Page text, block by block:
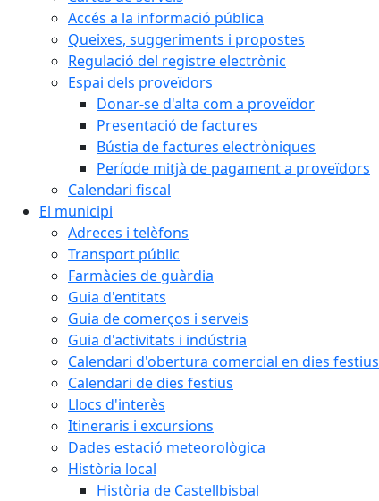
Accés a la informació pública
Queixes, suggeriments i propostes
Regulació del registre electrònic
Espai dels proveïdors
Donar-se d'alta com a proveïdor
Presentació de factures
Bústia de factures electròniques
Període mitjà de pagament a proveïdors
Calendari fiscal
El municipi
Adreces i telèfons
Transport públic
Farmàcies de guàrdia
Guia d'entitats
Guia de comerços i serveis
Guia d'activitats i indústria
Calendari d'obertura comercial en dies festius
Calendari de dies festius
Llocs d'interès
Itineraris i excursions
Dades estació meteorològica
Història local
Història de Castellbisbal